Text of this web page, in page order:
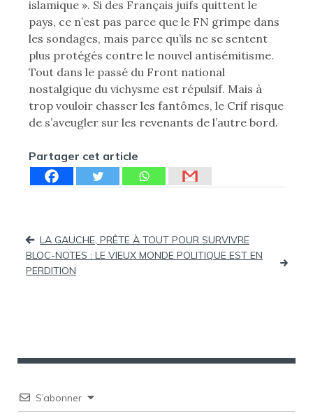
islamique ». Si des Français juifs quittent le
pays, ce n’est pas parce que le FN grimpe dans
les sondages, mais parce qu’ils ne se sentent
plus protégés contre le nouvel antisémitisme.
Tout dans le passé du Front national
nostalgique du vichysme est répulsif. Mais à
trop vouloir chasser les fantômes, le Crif risque
de s’aveugler sur les revenants de l’autre bord.
Partager cet article
Navigation
de
LA GAUCHE, PRÊTE À TOUT POUR SURVIVRE
BLOC-NOTES : LE VIEUX MONDE POLITIQUE EST EN
PERDITION
S’abonner